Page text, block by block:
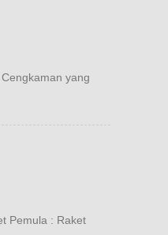
yang
Pemula : Raket